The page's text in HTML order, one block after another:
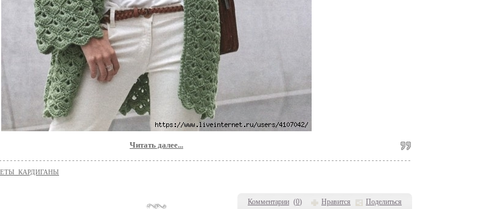
Комментарии (0) Нравится Поделиться
Читать далее...